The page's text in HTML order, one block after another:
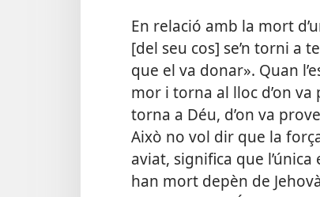
En relació amb la mort
[del seu cos] se’n torni a
que el va donar». Quan
mor i torna al lloc d’on
torna a Déu, d’on va
Això no vol dir que la
aviat, significa que
han mort depèn de